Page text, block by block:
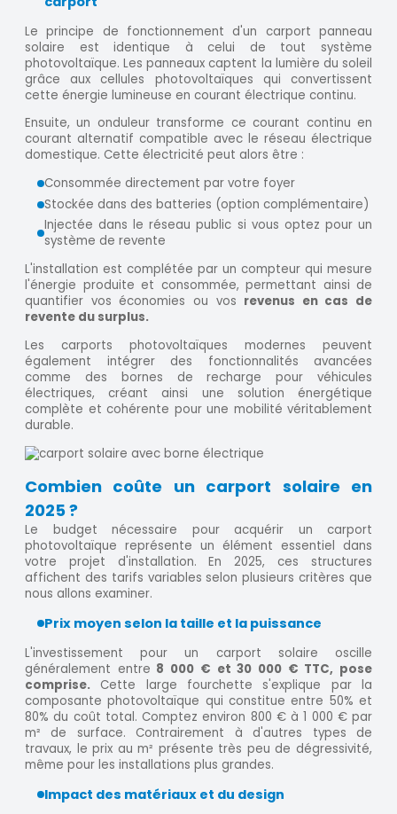
Le principe de fonctionnement d'un carport panneau
solaire est identique à celui de tout système
photovoltaïque. Les panneaux captent la lumière du soleil
grâce aux cellules photovoltaïques qui convertissent
cette énergie lumineuse en courant électrique continu.
Ensuite, un onduleur transforme ce courant continu en
courant alternatif compatible avec le réseau électrique
domestique. Cette électricité peut alors être :
Consommée directement par votre foyer
Stockée dans des batteries (option complémentaire)
Injectée dans le réseau public si vous optez pour un
système de revente
L'installation est complétée par un compteur qui mesure
l'énergie produite et consommée, permettant ainsi de
quantifier vos économies ou vos revenus en cas de
revente du surplus.
Les carports photovoltaïques modernes peuvent
également intégrer des fonctionnalités avancées
comme des bornes de recharge pour véhicules
électriques, créant ainsi une solution énergétique
complète et cohérente pour une mobilité véritablement
durable.
Combien coûte un carport solaire en
2025 ?
Le budget nécessaire pour acquérir un carport
photovoltaïque représente un élément essentiel dans
votre projet d'installation. En 2025, ces structures
affichent des tarifs variables selon plusieurs critères que
nous allons examiner.
Prix moyen selon la taille et la puissance
L'investissement pour un carport solaire oscille
généralement entre 8 000 € et 30 000 € TTC, pose
comprise. Cette large fourchette s'explique par la
composante photovoltaïque qui constitue entre 50% et
80% du coût total. Comptez environ 800 € à 1 000 € par
m² de surface. Contrairement à d'autres types de
travaux, le prix au m² présente très peu de dégressivité,
même pour les installations plus grandes.
Impact des matériaux et du design